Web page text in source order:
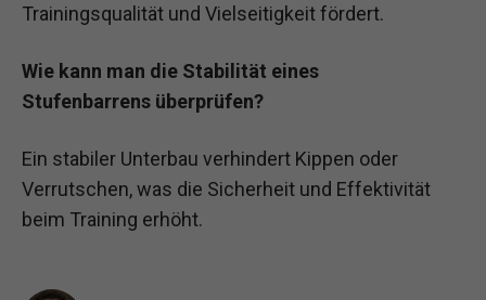
Trainingsqualität und Vielseitigkeit fördert.
Wie kann man die Stabilität eines
Stufenbarrens überprüfen?
Ein stabiler Unterbau verhindert Kippen oder
Verrutschen, was die Sicherheit und Effektivität
beim Training erhöht.